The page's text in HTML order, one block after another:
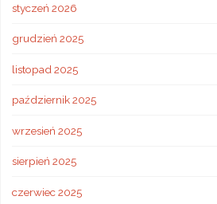
styczeń 2026
grudzień 2025
listopad 2025
październik 2025
wrzesień 2025
sierpień 2025
czerwiec 2025